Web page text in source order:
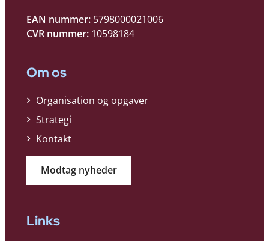
EAN nummer: 5798000021006
CVR nummer: 10598184
Om os
Organisation og opgaver
Strategi
Kontakt
Modtag nyheder
Links